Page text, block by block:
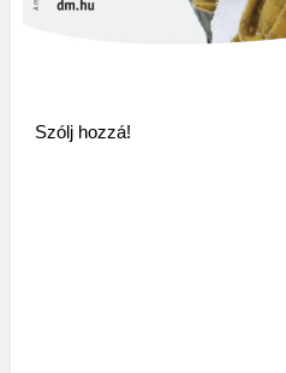
Szólj hozzá!